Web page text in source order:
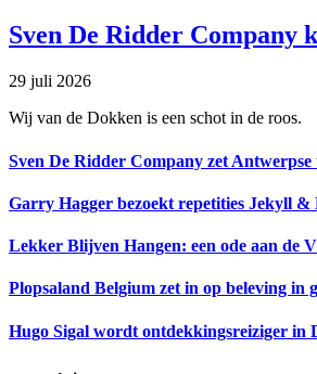
Sven De Ridder Company
29 juli 2026
Wij van de Dokken is een schot in de roos.
Sven De Ridder Company zet
Garry Hagger bezoekt repetities Jekyll &
Lekker Blijven Hangen: een ode aan de
Plopsaland Belgium zet in op beleving in
Hugo Sigal wordt ontdekkingsreiziger in